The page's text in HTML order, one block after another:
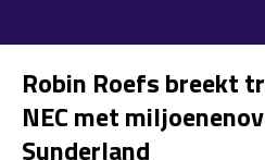
Robin Roefs breekt
NEC met
Sunderland